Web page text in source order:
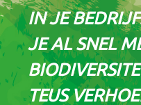
IN JE
JE AL SNEL
TEUS